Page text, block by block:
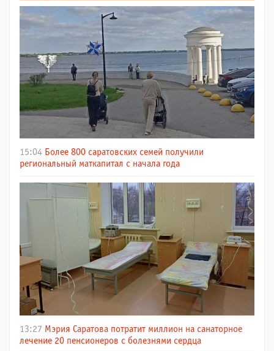
15:04 Более 800 саратовских семей получили
региональный маткапитал с начала года
13:27 Мэрия Саратова потратит миллион на санаторное
лечение 20 пенсионеров с болезнями сердца